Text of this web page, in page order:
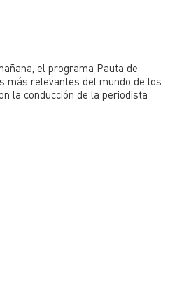
el programa Pauta de
más relevantes del mundo de los
la conducción de la periodista